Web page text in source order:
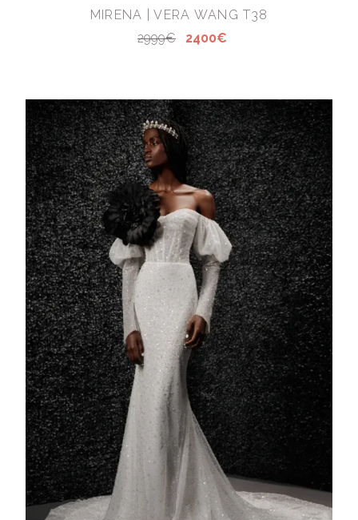
MIRENA | VERA WANG T38
2999€
2400€